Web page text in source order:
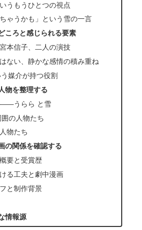
うもうひとつの視点
ちゃうかも」という雪の一言
ころと感じられる要素
本信子、二人の演技
ない、静かな感情の積み重ね
媒介が持つ役割
物を整理する
――うらら と雪
の人物たち
物たち
の関係を確認する
要と受賞歴
る工夫と劇中漫画
と制作背景
情報源